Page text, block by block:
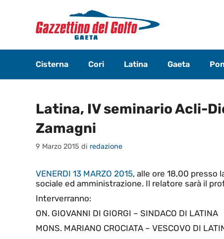
contenuto
Cisterna Cori Latina Gaeta
Latina, IV seminario Acli-
Zamagni
9 Marzo 2015 di redazione
VENERDI 13 MARZO 2015, alle ore 18,00 presso
sociale ed amministrazione. Il relatore sarà il
Interverranno:
ON. GIOVANNI DI GIORGI – SINDACO DI LATINA
MONS. MARIANO CROCIATA – VESCOVO DI